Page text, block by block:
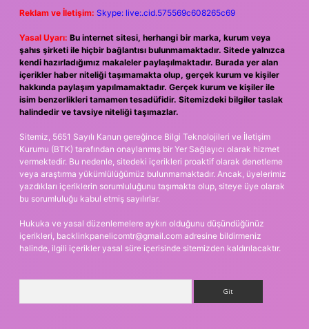
Reklam ve İletişim: Skype: live:.cid.575569c608265c69
Yasal Uyarı: Bu internet sitesi, herhangi bir marka, kurum veya
şahıs şirketi ile hiçbir bağlantısı bulunmamaktadır. Sitede yalnızca
kendi hazırladığımız makaleler paylaşılmaktadır. Burada yer alan
içerikler haber niteliği taşımamakta olup, gerçek kurum ve kişiler
hakkında paylaşım yapılmamaktadır. Gerçek kurum ve kişiler ile
isim benzerlikleri tamamen tesadüfidir. Sitemizdeki bilgiler taslak
halindedir ve tavsiye niteliği taşımazlar.
Sitemiz, 5651 Sayılı Kanun gereğince Bilgi Teknolojileri ve İletişim
Kurumu (BTK) tarafından onaylanmış bir Yer Sağlayıcı olarak hizmet
vermektedir. Bu nedenle, sitedeki içerikleri proaktif olarak denetleme
veya araştırma yükümlülüğümüz bulunmamaktadır. Ancak, üyelerimiz
yazdıkları içeriklerin sorumluluğunu taşımakta olup, siteye üye olarak
bu sorumluluğu kabul etmiş sayılırlar.
Hukuka ve yasal düzenlemelere aykırı olduğunu düşündüğünüz
içerikleri, backlinkpanelicomtr@gmail.com adresine bildirmeniz
halinde, ilgili içerikler yasal süre içerisinde sitemizden kaldırılacaktır.